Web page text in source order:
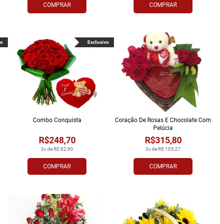
COMPRAR COMPRAR
COMPRAR
3x de R$ 82,90
R$248,70
Combo Conquista
Exclusivo
COMPRAR
3x de R$ 105,27
R$315,80
Coração De Rosas E Chocolate Com
Pelúcia